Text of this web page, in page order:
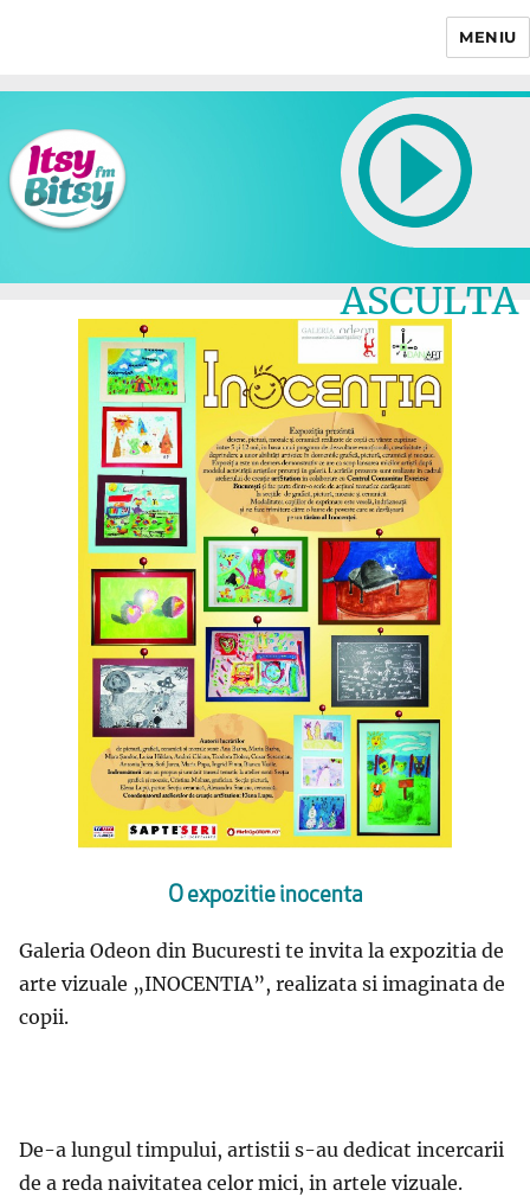
MENIU
ASCULTA
LIVE
O expozitie inocenta
Galeria Odeon din Bucuresti te invita la expozitia de
arte vizuale „INOCENTIA”, realizata si imaginata de
copii.
De-a lungul timpului, artistii s-au dedicat incercarii
de a reda naivitatea celor mici, in artele vizuale.